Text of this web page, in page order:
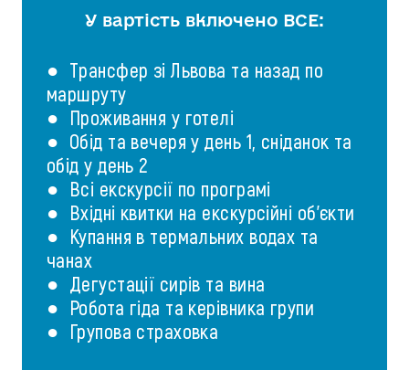
У вартість включено ВСЕ:
● Трансфер зі Львова та назад по
маршруту
● Проживання у готелі
● Обід та вечеря у день 1, сніданок та
обід у день 2
● Всі екскурсії по програмі
● Вхідні квитки на екскурсійні об'єкти
● Купання в термальних водах та
чанах
● Дегустації сирів та вина
● Робота гіда та керівника групи
● Групова страховка